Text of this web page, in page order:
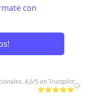
con
4,6/5 en Trustpilot
⭐⭐⭐⭐⭐